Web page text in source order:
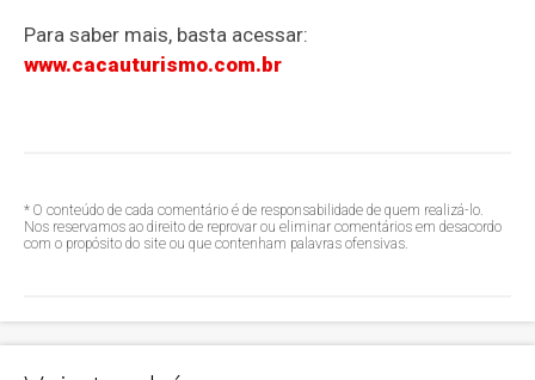
Para saber mais, basta acessar:
www.cacauturismo.com.br
* O conteúdo de cada comentário é de responsabilidade de quem realizá-lo.
Nos reservamos ao direito de reprovar ou eliminar comentários em desacordo
com o propósito do site ou que contenham palavras ofensivas.